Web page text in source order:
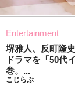
Entertainment
堺雅人、反町隆
ドラマを「50代
巻。...
こじらぶ